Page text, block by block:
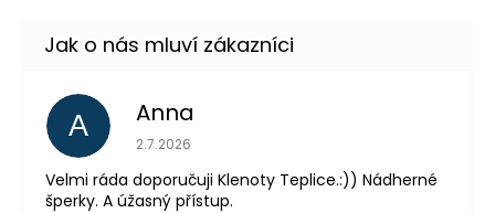
A Anna
Hodnocení obchodu je 5 z 5 hvězdiček.
2.7.2026
Velmi ráda doporučuji Klenoty Teplice.:)) Nádherné
šperky. A úžasný přístup.